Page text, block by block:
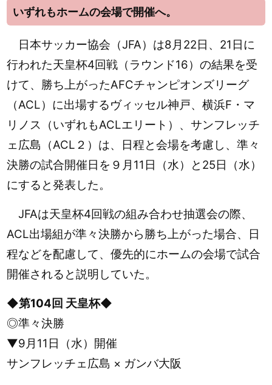
いずれもホームの会場で開催へ。
日本サッカー協会（JFA）は8月22日、21日に
行われた天皇杯4回戦（ラウンド16）の結果を受
けて、勝ち上がったAFCチャンピオンズリーグ
（ACL）に出場するヴィッセル神戸、横浜F・マ
リノス（いずれもACLエリート）、サンフレッチ
ェ広島（ACL２）は、日程と会場を考慮し、準々
決勝の試合開催日を９月11日（水）と25日（水）
にすると発表した。
JFAは天皇杯4回戦の組み合わせ抽選会の際、
ACL出場組が準々決勝から勝ち上がった場合、日
程などを配慮して、優先的にホームの会場で試合
開催されると説明していた。
◆第104回 天皇杯◆
◎準々決勝
▼9月11日（水）開催
サンフレッチェ広島 × ガンバ大阪